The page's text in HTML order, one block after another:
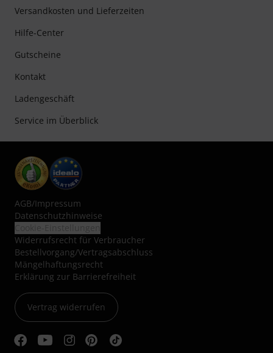
Versandkosten und Lieferzeiten
Hilfe-Center
Gutscheine
Kontakt
Ladengeschäft
Service im Überblick
AGB/Impressum
Datenschutzhinweise
Widerrufsrecht für Verbraucher
Bestellvorgang/Vertragsabschluss
Mängelhaftungsrecht
Erklärung zur Barrierefreiheit
Vertrag widerrufen